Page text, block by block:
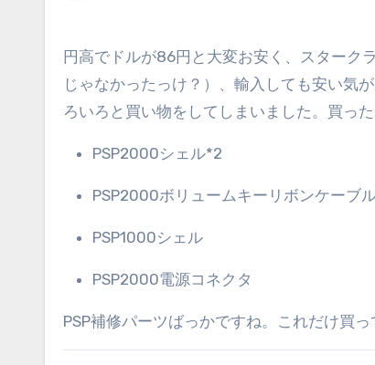
円高でドルが86円と大変お安く、スターク
じゃなかったっけ？）、輸入しても安い気が
ろいろと買い物をしてしまいました。買っ
PSP2000シェル*2
PSP2000ボリュームキーリボンケーブ
PSP1000シェル
PSP2000電源コネクタ
PSP補修パーツばっかですね。これだけ買